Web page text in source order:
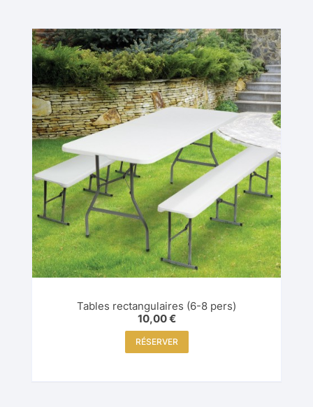
Tables rectangulaires (6-8 pers)
10,00€
RÉSERVER